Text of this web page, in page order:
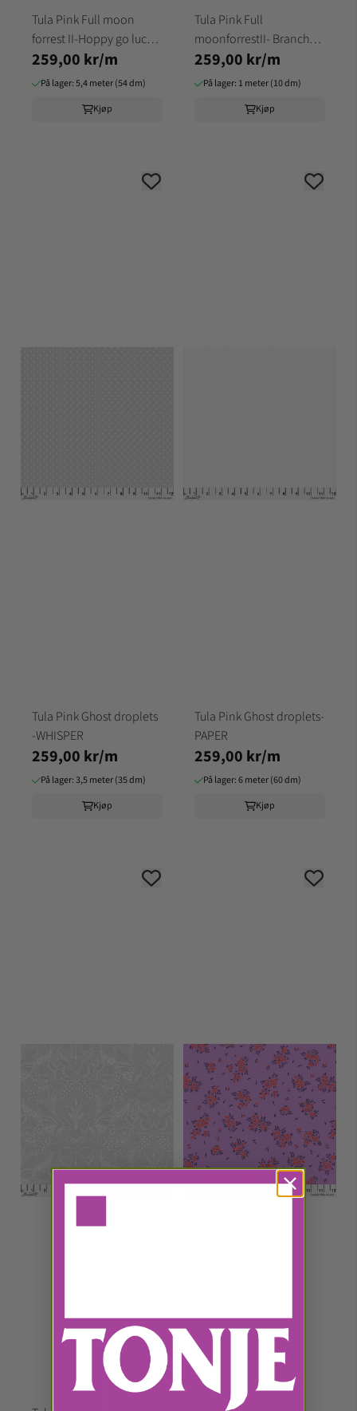
Tula Pink Full moon
forrest II-Hoppy go lucky-
BLOSSOM
259,00 kr/m
På lager: 5,4 meter (54 dm)
Kjøp
Tula Pink Full
moonforrestII- Branch
manager-STARLIGHT
259,00 kr/m
På lager: 1 meter (10 dm)
Kjøp
Tula Pink Ghost droplets
-WHISPER
259,00 kr/m
På lager: 3,5 meter (35 dm)
Kjøp
Tula Pink Ghost droplets-
PAPER
259,00 kr/m
På lager: 6 meter (60 dm)
Kjøp